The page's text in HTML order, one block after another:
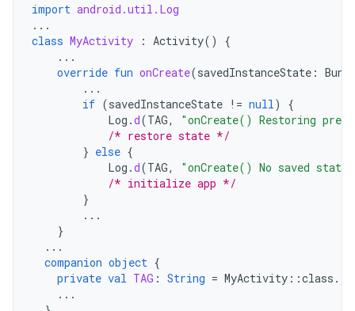
import android.util.Log
...
class MyActivity : Activity()
{
...
override fun onCreate(savedInstanceState :
...
if (savedInstanceState != null )
{
Log .d(TAG,
"onCreate() Restoring
/* restore state */
} else {
Log .d(TAG,
"onCreate() No saved
/* initialize app */
}
...
}
...
companion object {
private val TAG : String = MyActivity ::class .
...